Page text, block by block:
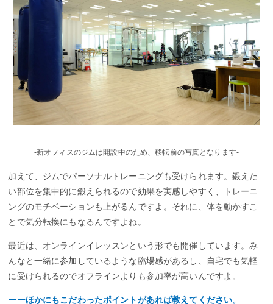
-新オフィスのジムは開設中のため、移転前の写真となります-
加えて、ジムでパーソナルトレーニングも受けられます。鍛えた
い部位を集中的に鍛えられるので効果を実感しやすく、トレーニ
ングのモチベーションも上がるんですよ。それに、体を動かすこ
とで気分転換にもなるんですよね。
最近は、オンラインイレッスンという形でも開催しています。み
んなと一緒に参加しているような臨場感があるし、自宅でも気軽
に受けられるのでオフラインよりも参加率が高いんですよ。
ーーほかにもこだわったポイントがあれば教えてください。